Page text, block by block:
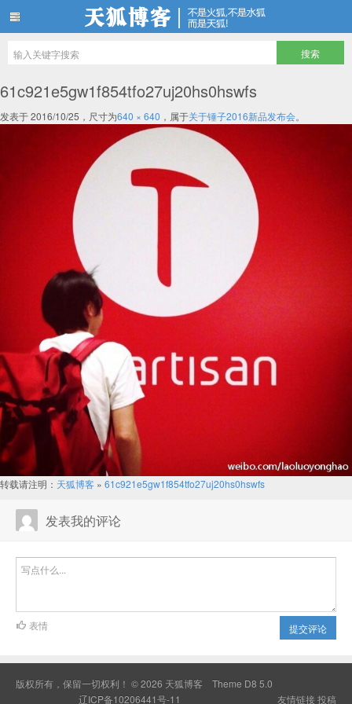
天狐博客
61c921e5gw1f854tfo27uj20hs0hswfs
发表于2016/10/25 ，尺寸为640 × 640 ，属于关于锤子2016新品发布会。
转载请注明： 天狐博客 » 61c921e5gw1f854tfo27uj20hs0hswfs
发表我的评论
提交评论
表情
版权所有，保留一切权利！ © 2026 天狐博客 Theme D8 5.0
辽ICP备10206441号-11
友情链接投稿